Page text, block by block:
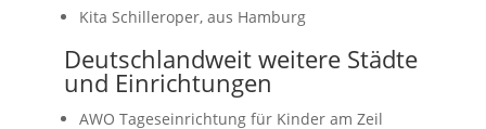
Kita Schilleroper, aus Hamburg
Deutschlandweit weitere Städte
und Einrichtungen
AWO Tageseinrichtung für Kinder am Zeil